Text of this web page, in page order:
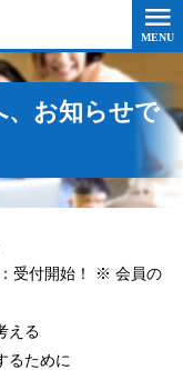
、お知らせで
受付開始！ ※ 会員の
える
るために